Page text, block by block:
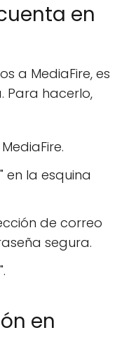
en
a MediaFire, es
Para hacerlo,
en la esquina
de correo
segura.
en